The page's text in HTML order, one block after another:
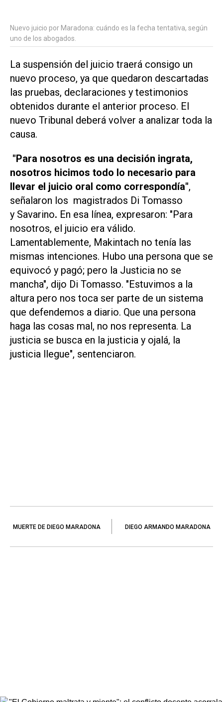
Nuevo juicio por Maradona: cuándo es la fecha tentativa, según
uno de los abogados.
La suspensión del juicio traerá consigo un
nuevo proceso, ya que quedaron descartadas
las pruebas, declaraciones y testimonios
obtenidos durante el anterior proceso. El
nuevo Tribunal deberá volver a analizar toda la
causa.
"Para nosotros es una decisión ingrata,
nosotros hicimos todo lo necesario para
llevar el juicio oral como correspondía",
señalaron los magistrados Di Tomasso
y Savarino. En esa línea, expresaron: "Para
nosotros, el juicio era válido.
Lamentablemente, Makintach no tenía las
mismas intenciones. Hubo una persona que se
equivocó y pagó; pero la Justicia no se
mancha", dijo Di Tomasso. "Estuvimos a la
altura pero nos toca ser parte de un sistema
que defendemos a diario. Que una persona
haga las cosas mal, no nos representa. La
justicia se busca en la justicia y ojalá, la
justicia llegue", sentenciaron.
MUERTE DE DIEGO MARADONA DIEGO ARMANDO MARADONA